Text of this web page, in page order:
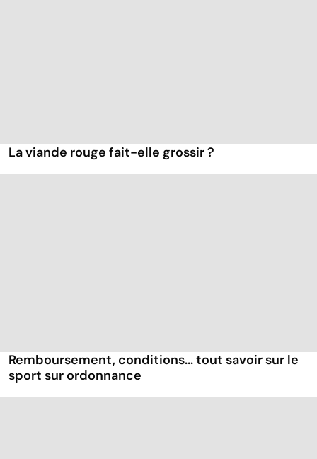
La viande rouge fait-elle grossir ?
Remboursement, conditions... tout savoir sur le
sport sur ordonnance